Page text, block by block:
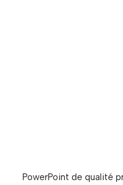
PowerPoint de qualité